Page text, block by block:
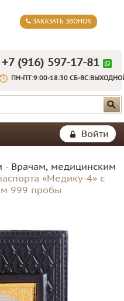
ЗАКАЗАТЬ ЗВОНОК
+7 (916) 597-17-81
ПН-ПТ:9:00-18:30 СБ-
Войти
- Врачам, медицинским
«Медику-4» с
999 пробы